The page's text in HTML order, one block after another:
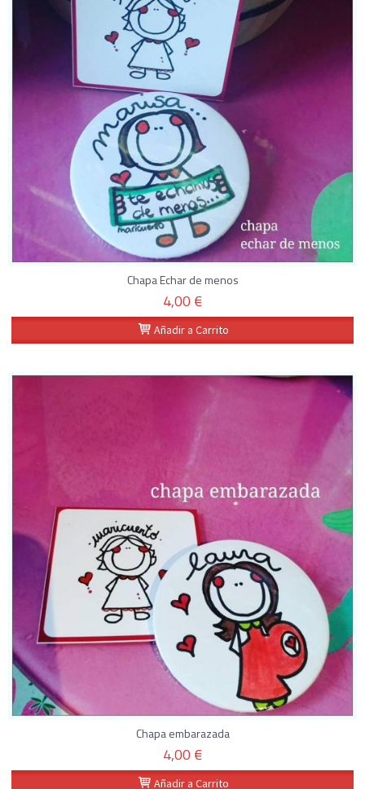
Chapa Echar de menos
4,00 €
Añadir a Carrito
Chapa embarazada
4,00 €
Añadir a Carrito